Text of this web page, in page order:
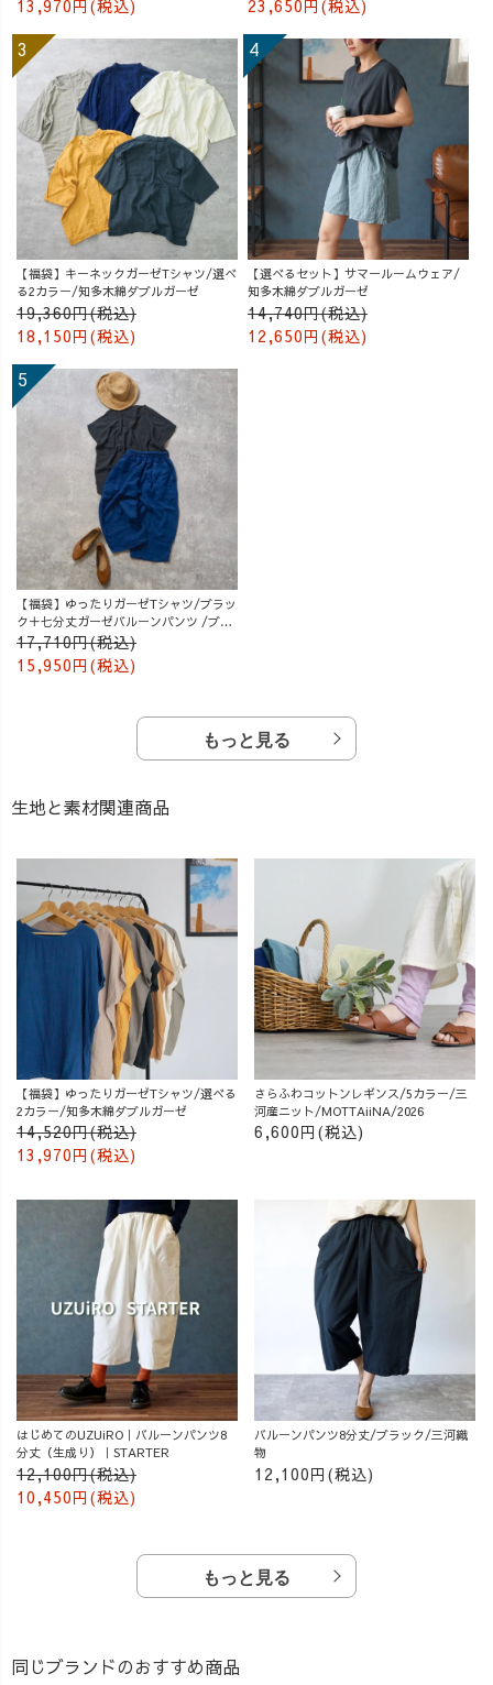
13,970円(税込)
23,650円(税込)
【福袋】キーネックガーゼTシャツ/選べ
る2カラー/知多木綿ダブルガーゼ
19,360円(税込)
18,150円(税込)
【選べるセット】サマールームウェア/
知多木綿ダブルガーゼ
14,740円(税込)
12,650円(税込)
【福袋】ゆったりガーゼTシャツ/ブラッ
ク＋七分丈ガーゼバルーンパンツ /ブル
ー
17,710円(税込)
15,950円(税込)
もっと見る
生地と素材関連商品
【福袋】ゆったりガーゼTシャツ/選べる
2カラー/知多木綿ダブルガーゼ
14,520円(税込)
13,970円(税込)
さらふわコットンレギンス/5カラー/三
河産ニット/MOTTAiiNA/2026
6,600円(税込)
はじめてのUZUiRO｜バルーンパンツ8
分丈（生成り）｜STARTER
12,100円(税込)
10,450円(税込)
バルーンパンツ8分丈/ブラック/三河織
物
12,100円(税込)
もっと見る
同じブランドのおすすめ商品